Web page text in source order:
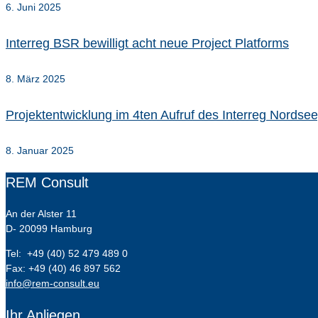
6. Juni 2025
Interreg BSR bewilligt acht neue Project Platforms
8. März 2025
Projektentwicklung im 4ten Aufruf des Interreg
8. Januar 2025
REM Consult
An der Alster 11
D- 20099 Hamburg
Tel: +49 (40) 52 479 489 0
Fax: +49 (40) 46 897 562
info@rem-consult.eu